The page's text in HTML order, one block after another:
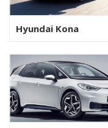
Hyundai Kona